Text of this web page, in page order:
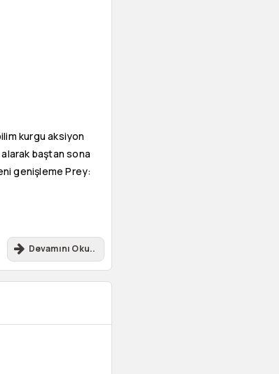
kurgu aksiyon
alarak baştan sona
genişleme Prey:
Devamını Oku..